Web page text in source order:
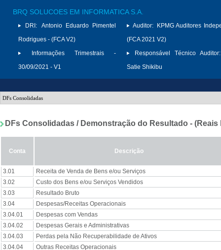
BRQ SOLUCOES EM INFORMATICA S.A.
DRI:
Antonio Eduardo Pimentel
Rodrigues - (FCA V2)
Informações Trimestrais -
30/09/2021 - V1
Auditor:
KPMG Auditores
(FCA 2021 V2)
Responsável Técnico Auditor:
Satie Shikibu